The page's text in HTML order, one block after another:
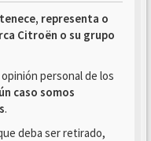
representa o
Citroën o su grupo
personal de los
caso somos
.
deba ser retirado,